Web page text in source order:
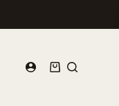
Panier